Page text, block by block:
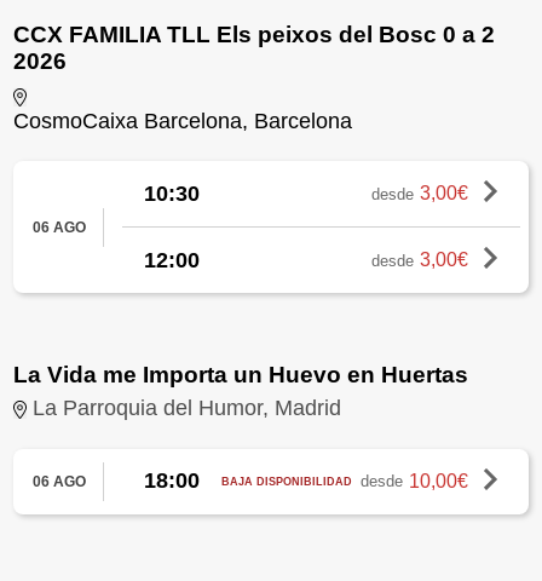
CCX FAMILIA TLL Els peixos del Bosc 0 a 2
2026
CosmoCaixa Barcelona, Barcelona
06 AGO
10:30 desde 3,00€
12:00 desde 3,00€
La Vida me Importa un Huevo en Huertas
La Parroquia del Humor, Madrid
06 AGO 18:00 BAJA DISPONIBILIDAD desde 10,00€